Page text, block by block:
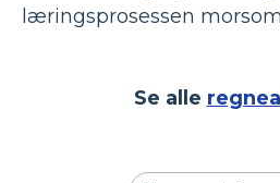
læringsprosessen
Se alle